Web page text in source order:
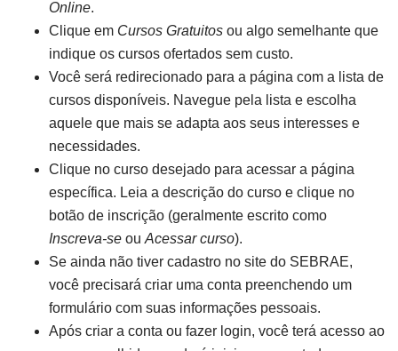
Online.
Clique em Cursos Gratuitos ou algo semelhante que
indique os cursos ofertados sem custo.
Você será redirecionado para a página com a lista de
cursos disponíveis. Navegue pela lista e escolha
aquele que mais se adapta aos seus interesses e
necessidades.
Clique no curso desejado para acessar a página
específica. Leia a descrição do curso e clique no
botão de inscrição (geralmente escrito como
Inscreva-se ou Acessar curso).
Se ainda não tiver cadastro no site do SEBRAE,
você precisará criar uma conta preenchendo um
formulário com suas informações pessoais.
Após criar a conta ou fazer login, você terá acesso ao